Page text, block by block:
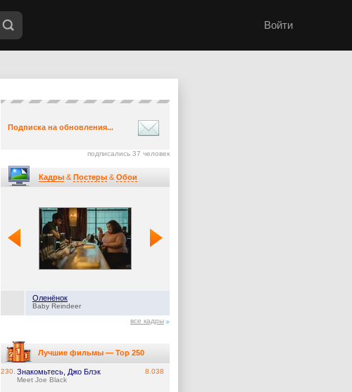
Войти
Подписка на обновления...
подписались 37 человек
Кадры & Постеры & Обои
Оленёнок
Baby Reindeer
все кадры
Лучшие фильмы — Top 250
230. Знакомьтесь, Джо Блэк
Meet Joe Black
8.038